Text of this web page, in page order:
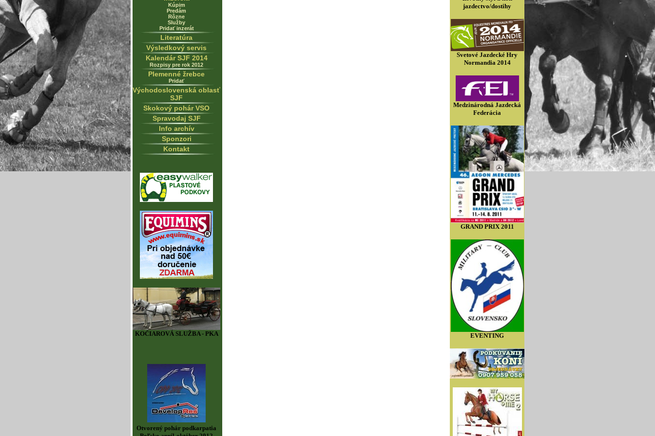
Kúpim
Predám
Rôzne
Služby
Pridať inzerát
Literatúra
Výsledkový servis
Kalendár SJF 2014
Rozpisy pre rok 2012
Plemenné žrebce
Pridať
Východoslovenská oblasť
SJF
Skokový pohár VSO
Spravodaj SJF
Info archív
Sponzori
Kontakt
KOČIAROVÁ SLUŽBA - PKA
Otvorený pohár podkarpatia
jazdectvo/dostihy
Svetové Jazdecké Hry
Normandia 2014
Medzinárodná Jazdecká
Federácia
GRAND PRIX 2011
EVENTING